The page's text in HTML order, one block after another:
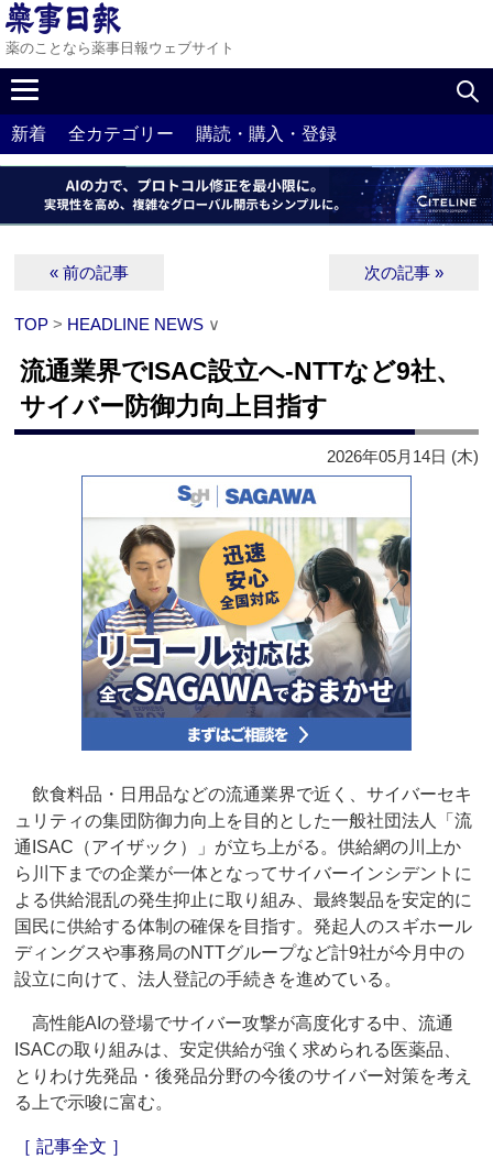
薬のことなら薬事日報ウェブサイト
新着 全カテゴリー 購読・購入・登録
« 前の記事 次の記事 »
TOP > HEADLINE NEWS ∨
流通業界でISAC設立へ‐NTTなど9社、
サイバー防御力向上目指す
2026年05月14日 (木)
飲食料品・日用品などの流通業界で近く、サイバーセキ
ュリティの集団防御力向上を目的とした一般社団法人「流
通ISAC（アイザック）」が立ち上がる。供給網の川上か
ら川下までの企業が一体となってサイバーインシデントに
よる供給混乱の発生抑止に取り組み、最終製品を安定的に
国民に供給する体制の確保を目指す。発起人のスギホール
ディングスや事務局のNTTグループなど計9社が今月中の
設立に向けて、法人登記の手続きを進めている。
高性能AIの登場でサイバー攻撃が高度化する中、流通
ISACの取り組みは、安定供給が強く求められる医薬品、
とりわけ先発品・後発品分野の今後のサイバー対策を考え
る上で示唆に富む。
［ 記事全文 ］